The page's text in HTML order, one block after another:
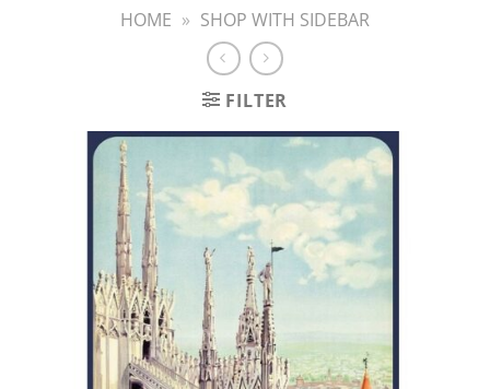
HOME » SHOP WITH SIDEBAR
FILTER